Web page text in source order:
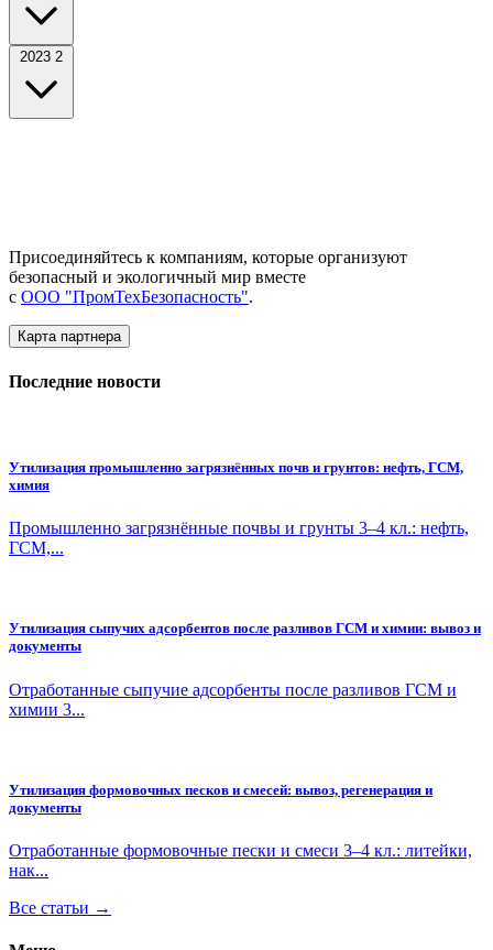
2023 2
Присоединяйтесь к компаниям, которые организуют
безопасный и экологичный мир вместе
с ООО "ПромТехБезопасность".
Карта партнера
Последние новости
Утилизация промышленно загрязнённых почв и грунтов: нефть, ГСМ,
химия
Промышленно загрязнённые почвы и грунты 3–4 кл.: нефть,
ГСМ,...
Утилизация сыпучих адсорбентов после разливов ГСМ и химии: вывоз и
документы
Отработанные сыпучие адсорбенты после разливов ГСМ и
химии 3...
Утилизация формовочных песков и смесей: вывоз, регенерация и
документы
Отработанные формовочные пески и смеси 3–4 кл.: литейки,
нак...
Все статьи →